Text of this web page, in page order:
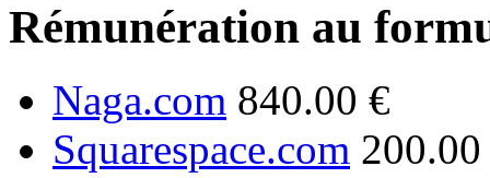
Rémunération au
Naga.com 840.00 €
Squarespace.com